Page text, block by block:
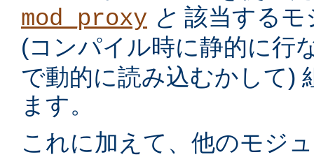
mod_proxy と 該当するモ
(コンパイル時に静的に行
で動的に読み込むかして)
ます。
これに加えて、他のモジ